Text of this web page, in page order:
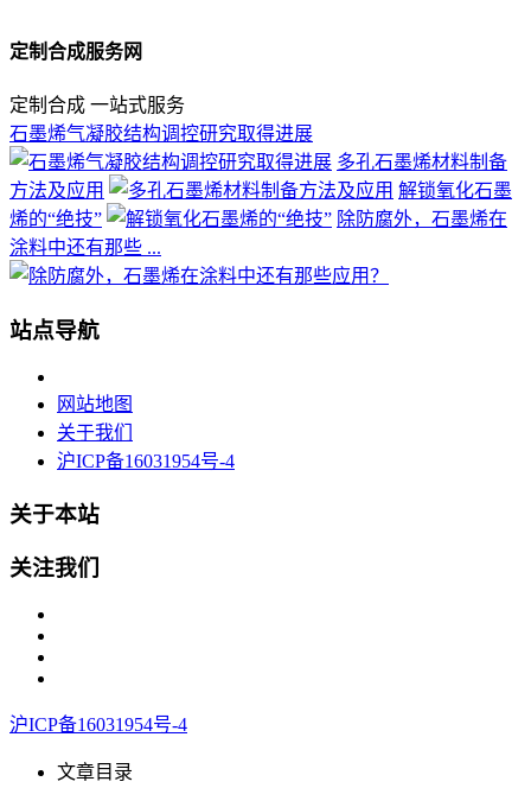
定制合成服务网
定制合成 一站式服务
石墨烯气凝胶结构调控研究取得进展
多孔石墨烯材料制备
方法及应用
解锁氧化石墨
烯的“绝技”
除防腐外，石墨烯在
涂料中还有那些 ...
站点导航
网站地图
关于我们
沪ICP备16031954号-4
关于本站
关注我们
沪ICP备16031954号-4
文章目录